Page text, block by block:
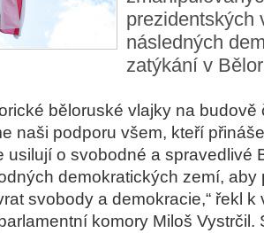
prezidentských
následných
zatýkání v
běloruské vlajky na
naši podporu všem, kteří
usilují o svobodné a spravedlivé
demokratických zemí, aby
svobody a demokracie,“ řekl k
komory Miloš Vystrčil .